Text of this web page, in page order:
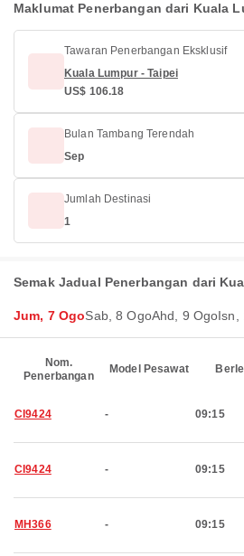
Maklumat Penerbangan dari Kuala
Tawaran Penerbangan Eksklusif
Kuala Lumpur - Taipei
US$ 106.18
Bulan Tambang Terendah
Sep
Jumlah Destinasi
1
Semak Jadual Penerbangan dari
Jum, 7 OgoSab, 8 OgoAhd, 9 OgoIsn,
Nom.
Penerbangan
Model Pesawat
CI9424 - 09:15
CI9424 - 09:15
MH366 - 09:15